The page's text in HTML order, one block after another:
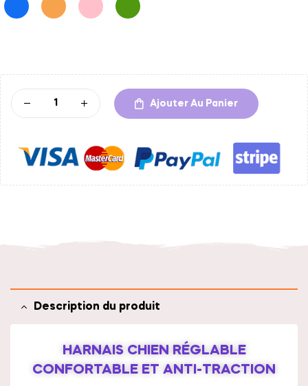
Ajouter Au Panier
l
t
e
r
n
a
Description du produit
HARNAIS CHIEN RÉGLABLE
CONFORTABLE ET ANTI-TRACTION